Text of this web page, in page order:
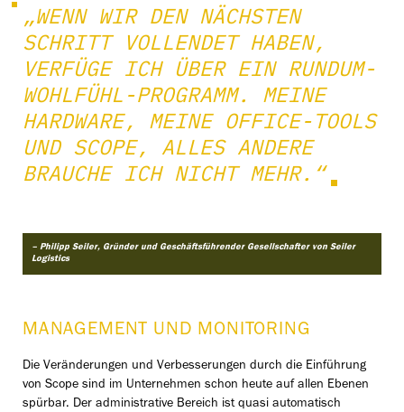
„WENN WIR DEN NÄCHSTEN
SCHRITT VOLLENDET HABEN,
VERFÜGE ICH ÜBER EIN RUNDUM-
WOHLFÜHL-PROGRAMM. MEINE
HARDWARE, MEINE OFFICE-TOOLS
UND SCOPE, ALLES ANDERE
BRAUCHE ICH NICHT MEHR.“
– Philipp Seiler, Gründer und Geschäftsführender Gesellschafter von Seiler
Logistics
MANAGEMENT UND MONITORING
Die Veränderungen und Verbesserungen durch die Einführung
von Scope sind im Unternehmen schon heute auf allen Ebenen
spürbar. Der administrative Bereich ist quasi automatisch